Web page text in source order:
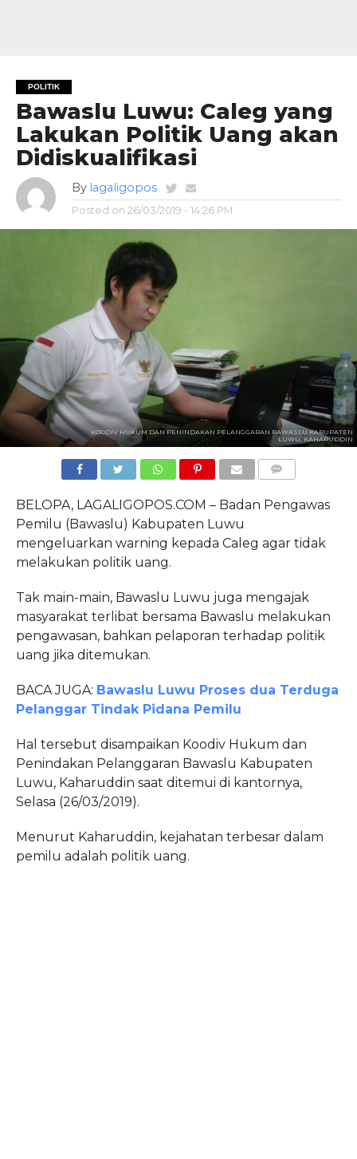
POLITIK
Bawaslu Luwu: Caleg yang
Lakukan Politik Uang akan
Didiskualifikasi
By lagaligopos
Posted on 26/03/2019 - 14:26 PM
KOODIV HUKUM DAN PENINDAKAN PELANGGARAN BAWASLU KABUPATEN
LUWU, KAHARUDDIN
BELOPA, LAGALIGOPOS.COM – Badan Pengawas
Pemilu (Bawaslu) Kabupaten Luwu
mengeluarkan warning kepada Caleg agar tidak
melakukan politik uang.
Tak main-main, Bawaslu Luwu juga mengajak
masyarakat terlibat bersama Bawaslu melakukan
pengawasan, bahkan pelaporan terhadap politik
uang jika ditemukan.
BACA JUGA: Bawaslu Luwu Proses dua Terduga
Pelanggar Tindak Pidana Pemilu
Hal tersebut disampaikan Koodiv Hukum dan
Penindakan Pelanggaran Bawaslu Kabupaten
Luwu, Kaharuddin saat ditemui di kantornya,
Selasa (26/03/2019).
Menurut Kaharuddin, kejahatan terbesar dalam
pemilu adalah politik uang.